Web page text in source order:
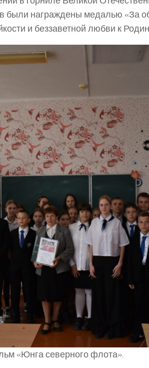
были награждены медалью «За
и беззаветной любви к
«Юнга северного флота».